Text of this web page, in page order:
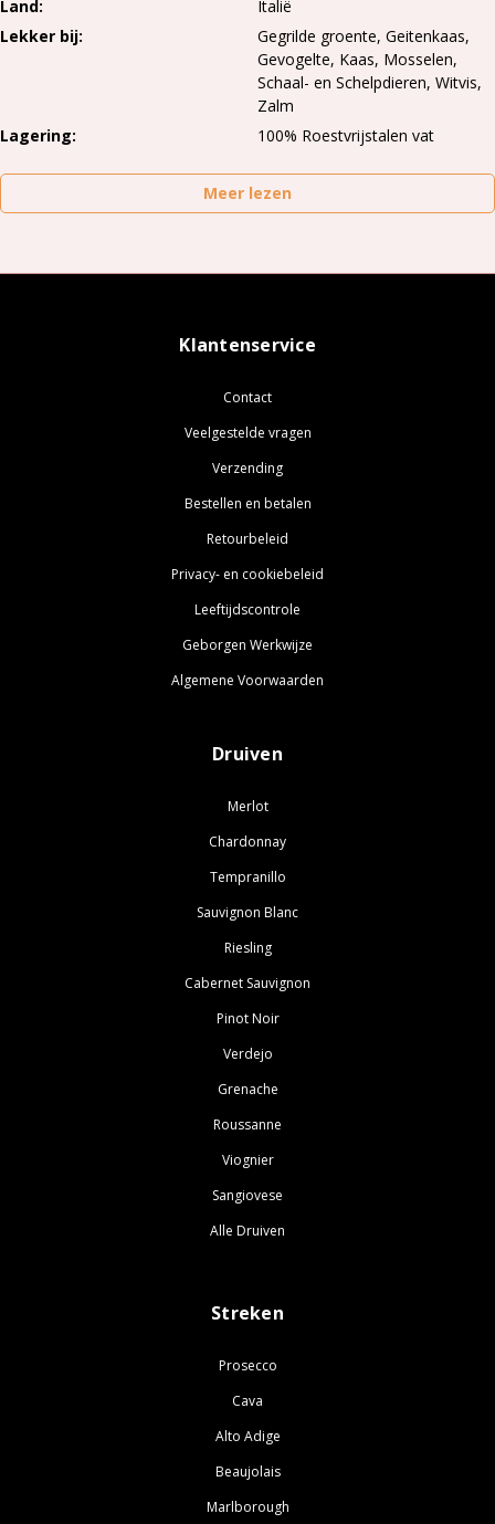
Land
Italië
Lekker bij
Gegrilde groente, Geitenkaas,
Gevogelte, Kaas, Mosselen,
Schaal- en Schelpdieren, Witvis,
Zalm
Lagering
100% Roestvrijstalen vat
Meer lezen
Klantenservice
Contact
Veelgestelde vragen
Verzending
Bestellen en betalen
Retourbeleid
Privacy- en cookiebeleid
Leeftijdscontrole
Geborgen Werkwijze
Algemene Voorwaarden
Druiven
Merlot
Chardonnay
Tempranillo
Sauvignon Blanc
Riesling
Cabernet Sauvignon
Pinot Noir
Verdejo
Grenache
Roussanne
Viognier
Sangiovese
Alle Druiven
Streken
Prosecco
Cava
Alto Adige
Beaujolais
Marlborough